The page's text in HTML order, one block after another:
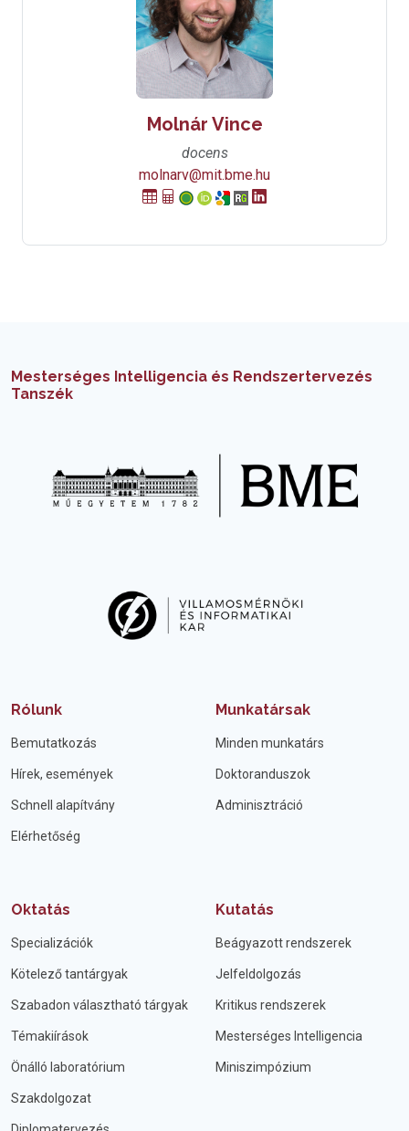
Molnár Vince
docens
molnarv@mit.bme.hu
Mesterséges Intelligencia és Rendszertervezés
Tanszék
Rólunk
Bemutatkozás
Hírek, események
Schnell alapítvány
Elérhetőség
Munkatársak
Minden munkatárs
Doktoranduszok
Adminisztráció
Oktatás
Specializációk
Kötelező tantárgyak
Szabadon választható tárgyak
Témakiírások
Önálló laboratórium
Szakdolgozat
Kutatás
Beágyazott rendszerek
Jelfeldolgozás
Kritikus rendszerek
Mesterséges Intelligencia
Miniszimpózium